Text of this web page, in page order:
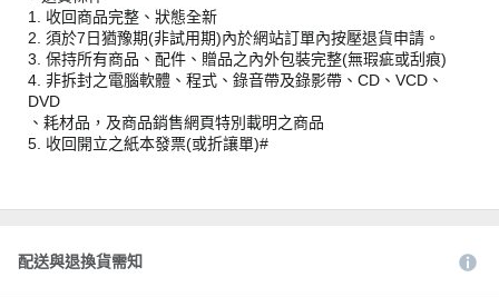
1. 收回商品完整、狀態全新
2. 須於7日猶豫期(非試用期)內於網站訂單內按壓退貨申請。
3. 保持所有商品、配件、贈品之內外包裝完整(無瑕疵或刮痕)
4. 非拆封之電腦軟體、程式、錄音帶及錄影帶、CD、VCD、
DVD
、耗材品，及商品銷售網頁特別載明之商品
5. 收回開立之紙本發票(或折讓單)#
配送與退換貨需知